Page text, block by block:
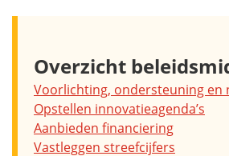
Overzicht
Voorlichting, ondersteuning en
Opstellen innovatieagenda’s
Aanbieden financiering
Vastleggen streefcijfers